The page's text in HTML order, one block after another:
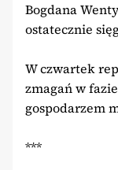
Bogdana
ostatecznie
W czwartek
zmagań w
gospodarzem
***